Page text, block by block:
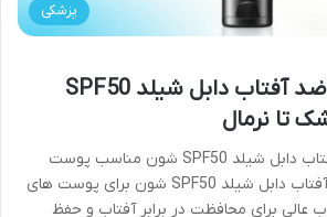
پزشکی
نقد و بررسی کرم ضد آفتاب دابل شیلد SPF50
تا نرمال
نقد و بررسی کرم ضد آفتاب دابل شیلد SPF50 شون مناسب پوست
خشک تا نرمال کرم ضد آفتاب دابل شیلد SPF50 شون برای پوست های
عالی برای محافظت در برابر آفتاب و حفظ